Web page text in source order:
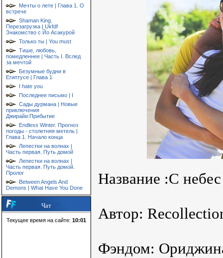
Мечты о лете | Глава 1. О
встрече
Shaman King.
Перезагрузка | Ukfdf
Знакомство с Йо Асакурой
Только ты | You must
Тише, любовь,
помедленнее | Часть I. Вслед
за мечтой
Безумные будни в
Египтусе | Глава 1
I hate you
Последнее письмо | I
Сады дурмана | Новые
приключения
Джирайи:Прибытие
Endless Winter. Прогноз
погоды - столетняя метель |
Глава 1. Начало конца
Лепестки на волнах |
Часть первая. Путь домой
Лепестки на волнах |
Часть первая. Путь домой.
Пролог
Between Angels And
Demons | What Have You Done
Чат
Текущее время на сайте: 10:01
Название :С
Автор:
Фэндом: